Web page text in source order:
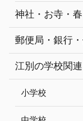
神社・お寺・
郵便局・銀行
江別の学校関連
小学校